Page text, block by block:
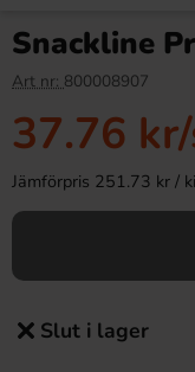
Snackline
Art nr: 800008907
37.76 kr
Jämförpris 251.73 kr /
Slut i lager